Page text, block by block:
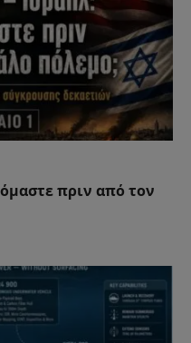
πριν από τον